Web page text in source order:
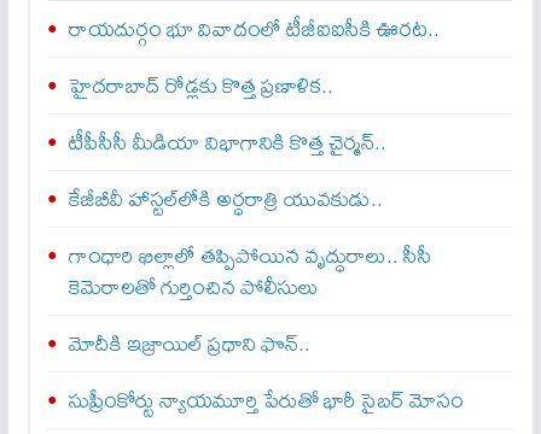
రాయదుర్గం భూ వివాదంలో టీజీఐఐసీకి ఊరట..
హైదరాబాద్ రోడ్లకు కొత్త ప్రణాళిక..
టీపీసీసీ మీడియా విభాగానికి కొత్త చైర్మన్..
కేజీబీవీ హాస్టల్‌లోకి అర్ధరాత్రి యువకుడు..
గాంధారి ఖిల్లాలో తప్పిపోయిన వృద్ధురాలు.. సీసీ
కెమెరాలతో గుర్తించిన పోలీసులు
మోదీకి ఇజ్రాయిల్ ప్ర‌ధాని ఫొన్..
సుప్రీంకోర్టు న్యాయమూర్తి పేరుతో భారీ సైబర్ మోసం